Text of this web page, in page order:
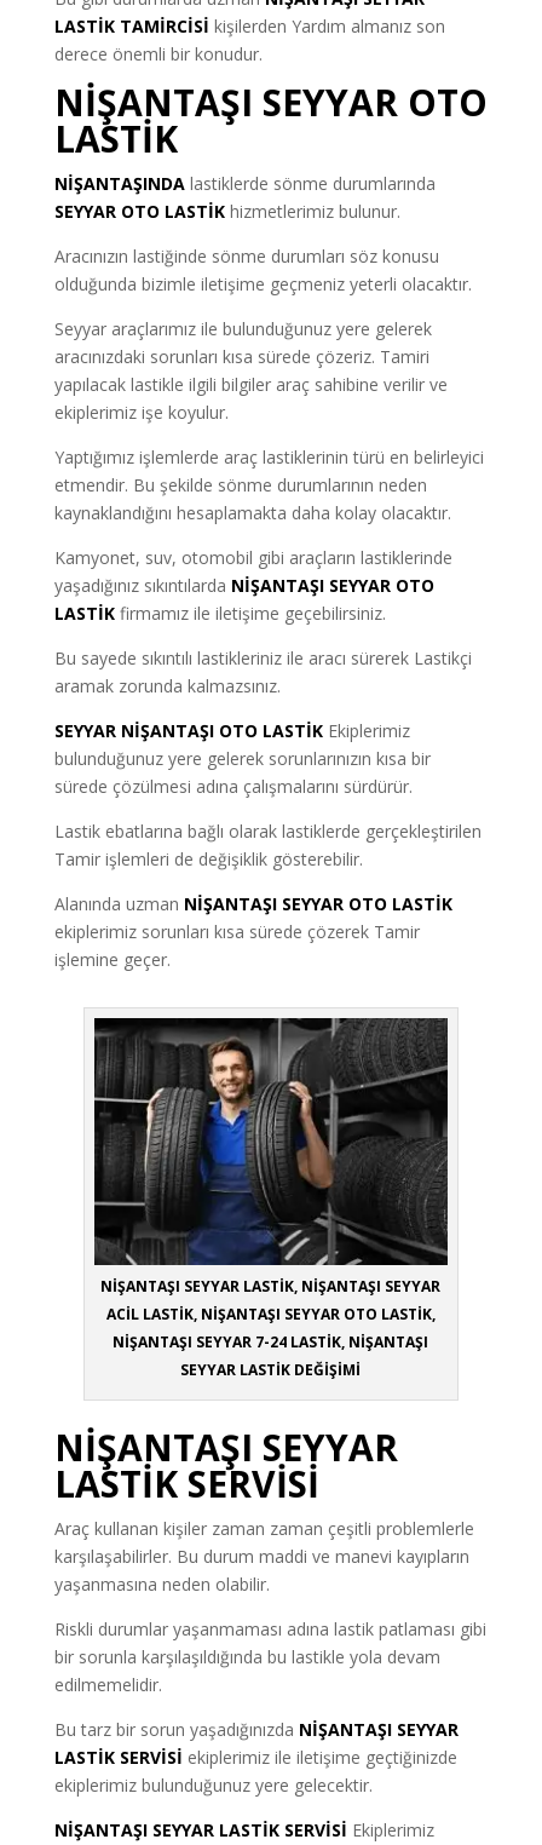
LASTİK TAMİRCİSİ kişilerden Yardım almanız son
derece önemli bir konudur.
NİŞANTAŞI SEYYAR OTO
LASTİK
NİŞANTAŞINDA lastiklerde sönme durumlarında
SEYYAR OTO LASTİKhizmetlerimiz bulunur.
Aracınızın lastiğinde sönme durumları söz konusu
olduğunda bizimle iletişime geçmeniz yeterli olacaktır.
Seyyar araçlarımız ile bulunduğunuz yere gelerek
aracınızdaki sorunları kısa sürede çözeriz. Tamiri
yapılacak lastikle ilgili bilgiler araç sahibine verilir ve
ekiplerimiz işe koyulur.
Yaptığımız işlemlerde araç lastiklerinin türü en belirleyici
etmendir. Bu şekilde sönme durumlarının neden
kaynaklandığını hesaplamakta daha kolay olacaktır.
Kamyonet, suv, otomobil gibi araçların lastiklerinde
yaşadığınız sıkıntılarda NİŞANTAŞI SEYYAR OTO
LASTİKfirmamız ile iletişime geçebilirsiniz.
Bu sayede sıkıntılı lastikleriniz ile aracı sürerek Lastikçi
aramak zorunda kalmazsınız.
SEYYAR NİŞANTAŞI OTO LASTİKEkiplerimiz
bulunduğunuz yere gelerek sorunlarınızın kısa bir
sürede çözülmesi adına çalışmalarını sürdürür.
Lastik ebatlarına bağlı olarak lastiklerde gerçekleştirilen
Tamir işlemleri de değişiklik gösterebilir.
Alanında uzman NİŞANTAŞI SEYYAR OTO LASTİK
ekiplerimiz sorunları kısa sürede çözerek Tamir
işlemine geçer.
NİŞANTAŞI SEYYAR LASTİK, NİŞANTAŞI SEYYAR
ACİL LASTİK, NİŞANTAŞI SEYYAR OTO LASTİK,
NİŞANTAŞI SEYYAR 7-24 LASTİK, NİŞANTAŞI
SEYYAR LASTİK DEĞİŞİMİ
NİŞANTAŞI SEYYAR
LASTİK SERVİSİ
Araç kullanan kişiler zaman zaman çeşitli problemlerle
karşılaşabilirler. Bu durum maddi ve manevi kayıpların
yaşanmasına neden olabilir.
Riskli durumlar yaşanmaması adına lastik patlaması gibi
bir sorunla karşılaşıldığında bu lastikle yola devam
edilmemelidir.
Bu tarz bir sorun yaşadığınızda NİŞANTAŞI SEYYAR
LASTİK SERVİSİ ekiplerimiz ile iletişime geçtiğinizde
ekiplerimiz bulunduğunuz yere gelecektir.
NİŞANTAŞI SEYYAR LASTİK SERVİSİ Ekiplerimiz